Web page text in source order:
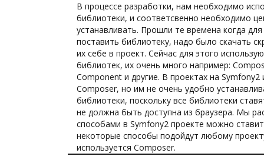
В процессе разработки, нам необходимо
библиотеки, и соответсвенно необходимо
устанавливать. Прошли те времена когда
поставить библиотеку, надо было скачать
их себе в проект. Сейчас для этого
библиотек, их очень много например:
Component и другие. В проектах на Symfony2
Composer, но им не очень удобно
библиотеки, поскольку все библиотеки
не должна быть доступна из браузера. Мы
способами в Symfony2 проекте можно
некоторые способы подойдут любому
используется Composer.